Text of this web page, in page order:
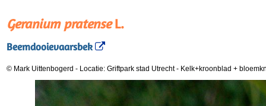
Geranium pratenseL.
Beemdooievaarsbek
© Mark Uittenbogerd - Locatie: Griftpark stad Utrecht- Kelk+kroonblad +